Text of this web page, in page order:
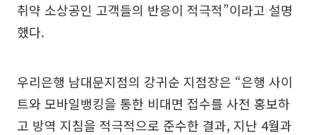
취약 소상공인 고객들의 반응이 적극적”이라고 설명
했다.
우리은행 남대문지점의 강귀순 지점장은 “은행 사이
트와 모바일뱅킹을 통한 비대면 접수를 사전 홍보하
고 방역 지침을 적극적으로 준수한 결과, 지난 4월과